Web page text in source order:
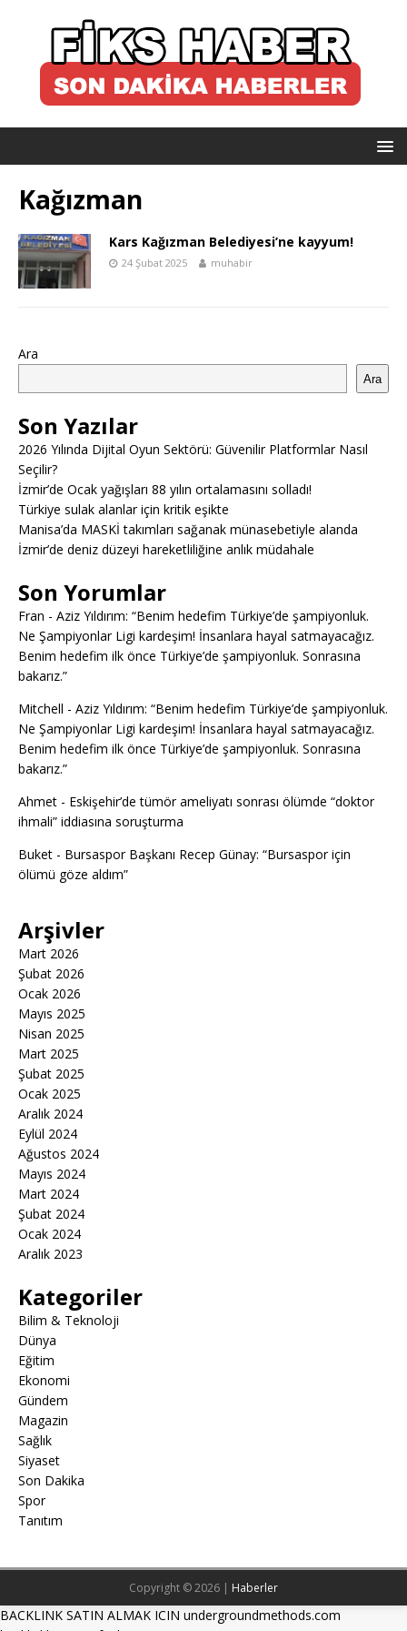
Kağızman
Kars Kağızman Belediyesi’ne kayyum!
24 Şubat 2025 muhabir
Ara
Ara
Son Yazılar
2026 Yılında Dijital Oyun Sektörü: Güvenilir Platformlar Nasıl
Seçilir?
İzmir’de Ocak yağışları 88 yılın ortalamasını solladı!
Türkiye sulak alanlar için kritik eşikte
Manisa’da MASKİ takımları sağanak münasebetiyle alanda
İzmir’de deniz düzeyi hareketliliğine anlık müdahale
Son Yorumlar
Fran - Aziz Yıldırım: “Benim hedefim Türkiye’de şampiyonluk.
Ne Şampiyonlar Ligi kardeşim! İnsanlara hayal satmayacağız.
Benim hedefim ilk önce Türkiye’de şampiyonluk. Sonrasına
bakarız.”
Mitchell - Aziz Yıldırım: “Benim hedefim Türkiye’de şampiyonluk.
Ne Şampiyonlar Ligi kardeşim! İnsanlara hayal satmayacağız.
Benim hedefim ilk önce Türkiye’de şampiyonluk. Sonrasına
bakarız.”
Ahmet - Eskişehir’de tümör ameliyatı sonrası ölümde “doktor
ihmali” iddiasına soruşturma
Buket - Bursaspor Başkanı Recep Günay: “Bursaspor için
ölümü göze aldım”
Arşivler
Mart 2026
Şubat 2026
Ocak 2026
Mayıs 2025
Nisan 2025
Mart 2025
Şubat 2025
Ocak 2025
Aralık 2024
Eylül 2024
Ağustos 2024
Mayıs 2024
Mart 2024
Şubat 2024
Ocak 2024
Aralık 2023
Kategoriler
Bilim & Teknoloji
Dünya
Eğitim
Ekonomi
Gündem
Magazin
Sağlık
Siyaset
Son Dakika
Spor
Tanıtım
Copyright © 2026 | Haberler
BACKLINK SATIN ALMAK ICIN undergroundmethods.com